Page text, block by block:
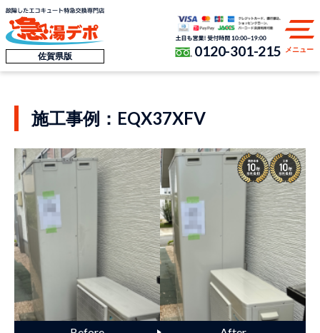
佐賀県版 0120-301-215 メニュー
施工事例：EQX37XFV